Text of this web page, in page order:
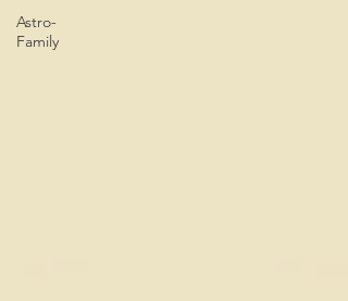
Astro-
Family